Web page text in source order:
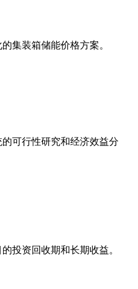
集装箱储能价格方案。
可行性研究和经济效益分
投资回收期和长期收益。